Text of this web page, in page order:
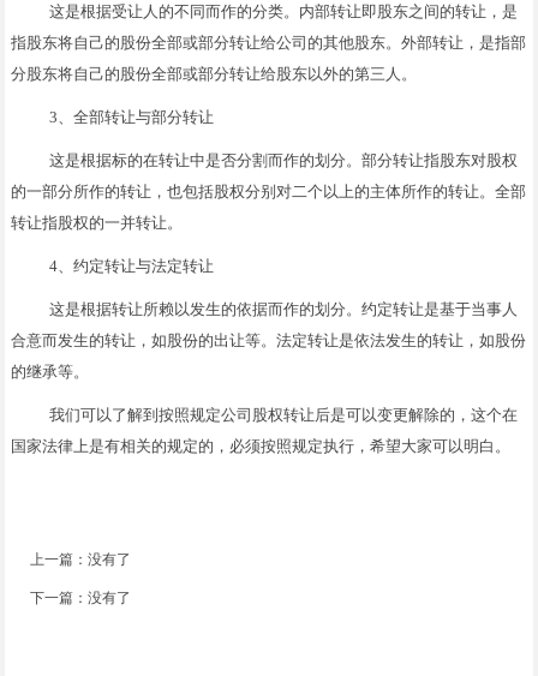
这是根据受让人的不同而作的分类。内部转让即股东之间的转让，是
指股东将自己的股份全部或部分转让给公司的其他股东。外部转让，是指部
分股东将自己的股份全部或部分转让给股东以外的第三人。
3、全部转让与部分转让
这是根据标的在转让中是否分割而作的划分。部分转让指股东对股权
的一部分所作的转让，也包括股权分别对二个以上的主体所作的转让。全部
转让指股权的一并转让。
4、约定转让与法定转让
这是根据转让所赖以发生的依据而作的划分。约定转让是基于当事人
合意而发生的转让，如股份的出让等。法定转让是依法发生的转让，如股份
的继承等。
我们可以了解到按照规定公司股权转让后是可以变更解除的，这个在
国家法律上是有相关的规定的，必须按照规定执行，希望大家可以明白。
上一篇：没有了
下一篇：没有了